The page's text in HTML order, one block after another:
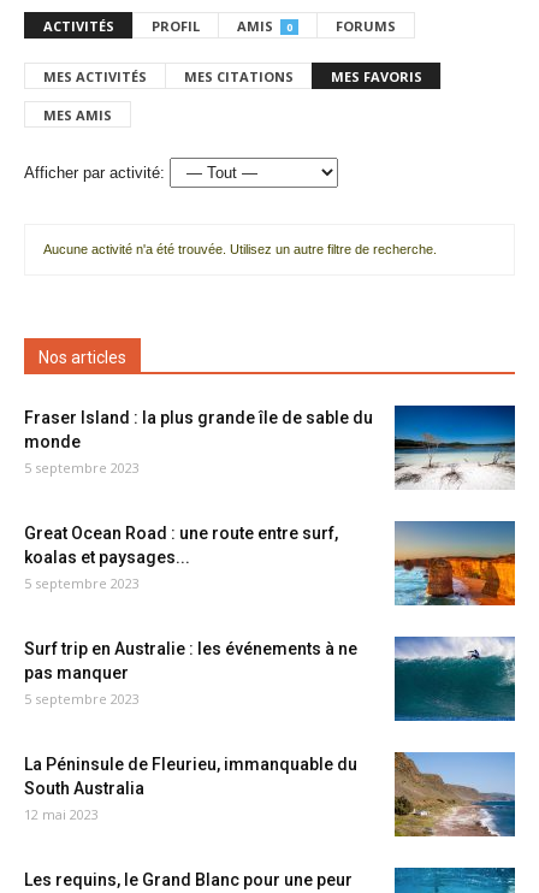
ACTIVITÉS PROFIL AMIS 0 FORUMS
MES ACTIVITÉS MES CITATIONS MES FAVORIS
MES AMIS
Afficher par activité:
Aucune activité n'a été trouvée. Utilisez un autre filtre de recherche.
Nos articles
Fraser Island : la plus grande île de sable du
monde
5 septembre 2023
Great Ocean Road : une route entre surf,
koalas et paysages...
5 septembre 2023
Surf trip en Australie : les événements à ne
pas manquer
5 septembre 2023
La Péninsule de Fleurieu, immanquable du
South Australia
12 mai 2023
Les requins, le Grand Blanc pour une peur